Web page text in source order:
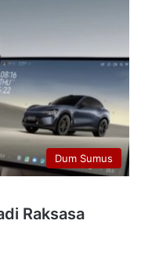
Dum Sumus
Raksasa